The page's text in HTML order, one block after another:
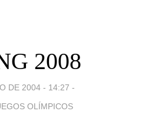
2008
DE 2004 - 14:27 -
OLÍMPICOS